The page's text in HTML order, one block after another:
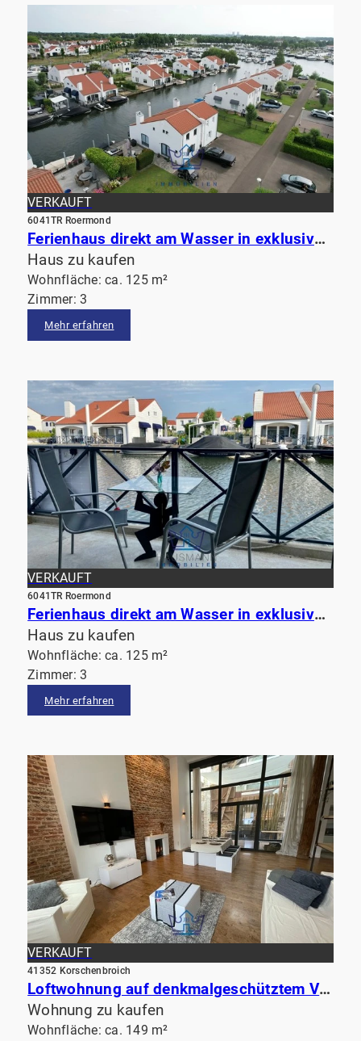
VERKAUFT
6041TR Roermond
Ferienhaus direkt am Wasser in exklusiver Parkanlage in Roermond
Haus zu kaufen
Wohnfläche: ca. 125 m²
Zimmer: 3
Mehr erfahren
VERKAUFT
6041TR Roermond
Ferienhaus direkt am Wasser in exklusiver Parkanlage in Roermond
Haus zu kaufen
Wohnfläche: ca. 125 m²
Zimmer: 3
Mehr erfahren
VERKAUFT
41352 Korschenbroich
Loftwohnung auf denkmalgeschütztem Vierkanthof nahe Düsseldorf
Wohnung zu kaufen
Wohnfläche: ca. 149 m²